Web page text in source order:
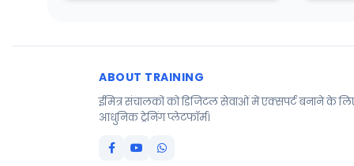
ABOUT TRAINING
ईमित्र संचालकों को डिजिटल सेवाओं में एक्सपर्ट बनाने के
आधुनिक ट्रेनिंग प्लेटफॉर्म।